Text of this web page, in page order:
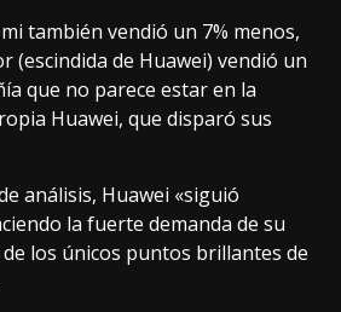
también vendió un 7% menos,
(escindida de Huawei) vendió un
que no parece estar en la
Huawei, que disparó sus
análisis, Huawei «siguió
la fuerte demanda de su
los únicos puntos brillantes de